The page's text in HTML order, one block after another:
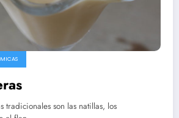
tradicionales son las natillas, los